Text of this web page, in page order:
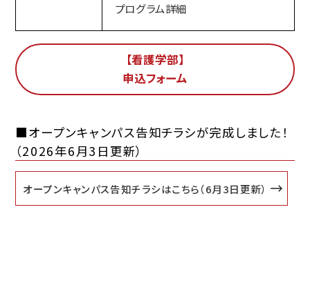
プログラム詳細
【看護学部】
申込フォーム
■オープンキャンパス告知チラシが完成しました！
（2026年6月3日更新）
オープンキャンパス告知チラシはこちら（6月3日更新）